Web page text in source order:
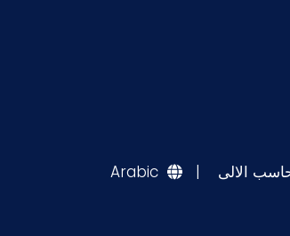
الالى |
Arabic